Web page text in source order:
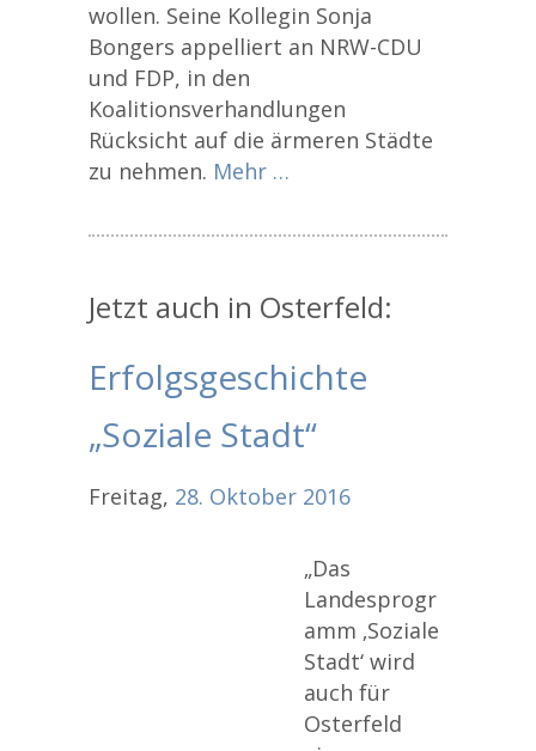
wollen. Seine Kollegin Sonja
Bongers appelliert an NRW-CDU
und FDP, in den
Koalitionsverhandlungen
Rücksicht auf die ärmeren Städte
zu nehmen. Mehr …
Jetzt auch in Osterfeld:
Erfolgsgeschichte
„Soziale Stadt“
Freitag, 28. Oktober 2016
„Das
Landesprogr
amm ‚Soziale
Stadt‘ wird
auch für
Osterfeld